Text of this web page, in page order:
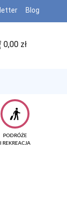
Blog
0,00 zł
PODRÓŻE
I REKREACJA